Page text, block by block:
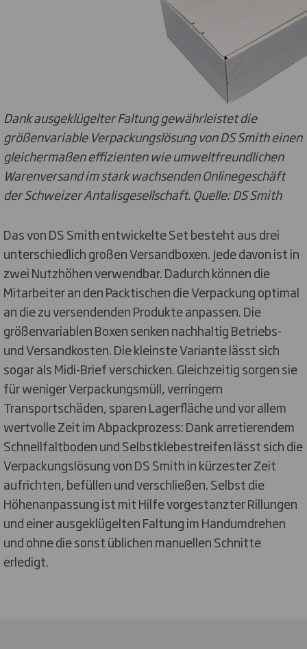
Dank ausgeklügelter Faltung gewährleistet die
größenvariable Verpackungslösung von DS Smith einen
gleichermaßen effizienten wie umweltfreundlichen
Warenversand im stark wachsenden Onlinegeschäft
der Schweizer Antalisgesellschaft. Quelle: DS Smith
Das von DS Smith entwickelte Set besteht aus drei
unterschiedlich großen Versandboxen. Jede davon ist in
zwei Nutzhöhen verwendbar. Dadurch können die
Mitarbeiter an den Packtischen die Verpackung optimal
an die zu versendenden Produkte anpassen. Die
größenvariablen Boxen senken nachhaltig Betriebs-
und Versandkosten. Die kleinste Variante lässt sich
sogar als Midi-Brief verschicken. Gleichzeitig sorgen sie
für weniger Verpackungsmüll, verringern
Transportschäden, sparen Lagerfläche und vor allem
wertvolle Zeit im Abpackprozess: Dank arretierendem
Schnellfaltboden und Selbstklebestreifen lässt sich die
Verpackungslösung von DS Smith in kürzester Zeit
aufrichten, befüllen und verschließen. Selbst die
Höhenanpassung ist mit Hilfe vorgestanzter Rillungen
und einer ausgeklügelten Faltung im Handumdrehen
und ohne die sonst üblichen manuellen Schnitte
erledigt.